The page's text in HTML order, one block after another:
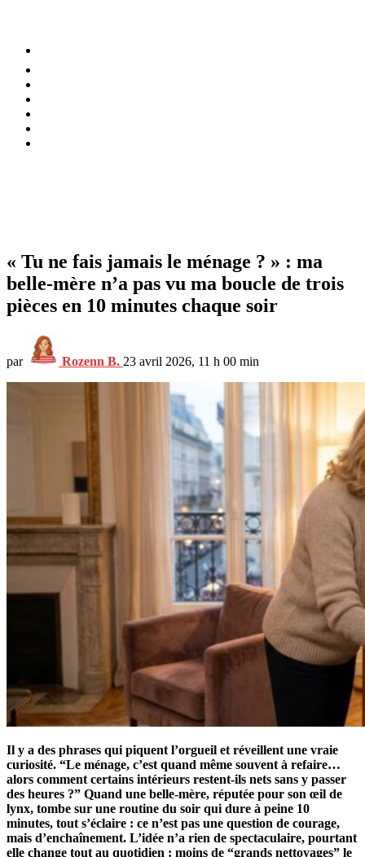
« Tu ne fais jamais le ménage ? » : ma
belle-mère n’a pas vu ma boucle de trois
pièces en 10 minutes chaque soir
par Rozenn B. 23 avril 2026, 11 h 00 min
Il y a des phrases qui piquent l’orgueil et réveillent une vraie
curiosité. “Le ménage, c’est quand même souvent à refaire…
alors comment certains intérieurs restent-ils nets sans y passer
des heures ?” Quand une belle-mère, réputée pour son œil de
lynx, tombe sur une routine du soir qui dure à peine 10
minutes, tout s’éclaire : ce n’est pas une question de courage,
mais d’enchaînement. L’idée n’a rien de spectaculaire, pourtant
elle change tout au quotidien : moins de “grands nettoyages” le